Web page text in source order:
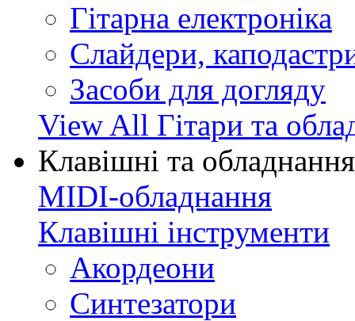
Гітарна електроніка
Слайдери,
Засоби для догляду
View All Гітари та
Клавішні та обладнання
MIDI-обладнання
Клавішні інструменти
Акордеони
Синтезатори